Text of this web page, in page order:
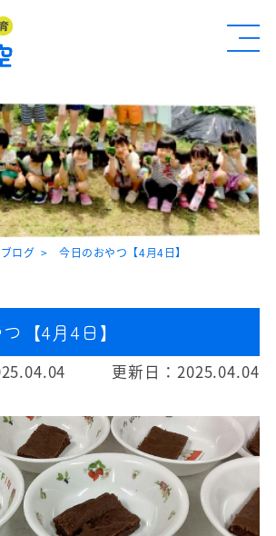
ログ 今日のおやつ【4月4日】
【4月4日】
更新日： 2025.04.04